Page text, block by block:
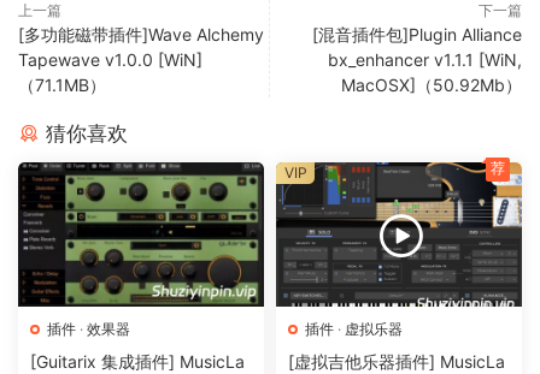
使用完整的软削波范围，同时通过自动天花板避免硬削波
独立处理左右声道和中侧声道
峰值和波形计
可扩展且颜色可定制的用户界面
支持的操作系统：
macOS 11.0 或更高版本
Apple Silicon 或 Intel Core 处理器
x64: AAX, VST3, VST2 | x86: JBridge
上一篇
[多功能磁带插件]Wave Alchemy
Tapewave v1.0.0 [WiN]
（71.1MB）
下一篇
[混音插件包]Plugin Alliance
bx_enhancer v1.1.1 [WiN,
MacOSX]（50.92Mb）
猜你喜欢
插件 · 效果器
[Guitarix 集成插件] MusicLa
插件 · 虚拟乐器
[虚拟吉他乐器插件] MusicLa
VIP 荐